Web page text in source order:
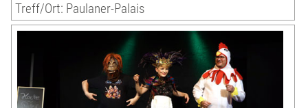
Treff/Ort: Paulaner-Palais